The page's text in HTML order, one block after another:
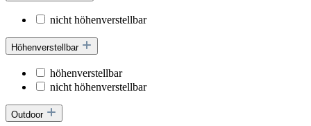
nicht höhenverstellbar
Höhenverstellbar
höhenverstellbar
nicht höhenverstellbar
Outdoor